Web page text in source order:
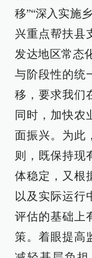
移”“深入实施
兴重点帮扶县
发达地区常态
与阶段性的统
移，要求我们
同时，加快农
面振兴。为此
则，既保持现
体稳定，又根
以及实际运行
评估的基础上
策。着眼提高